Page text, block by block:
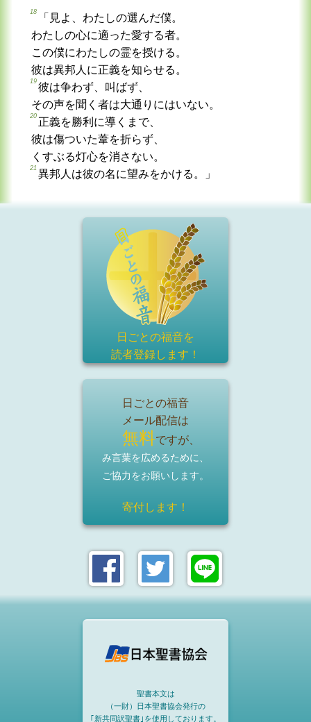
18
「見よ、わたしの選んだ僕。
わたしの心に適った愛する者。
この僕にわたしの霊を授ける。
彼は異邦人に正義を知らせる。
19
彼は争わず、叫ばず、
その声を聞く者は大通りにはいない。
20
正義を勝利に導くまで、
彼は傷ついた葦を折らず、
くすぶる灯心を消さない。
21
異邦人は彼の名に望みをかける。」
日ごとの福音を
読者登録します！
日ごとの福音
メール配信は
無料ですが、
み言葉を広めるために、
ご協力をお願いします。
寄付します！
聖書本文は
（一財）日本聖書協会発行の
｢新共同訳聖書｣を使用しております。